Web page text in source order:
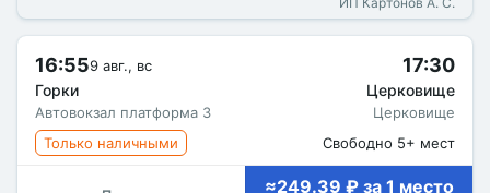
16:559 авг., вс
Горки
Автовокзал платформа 3
17:30
Церковище
Церковище
Только наличными
Свободно 5+ мест
≈249.39 ₽ за 1 место